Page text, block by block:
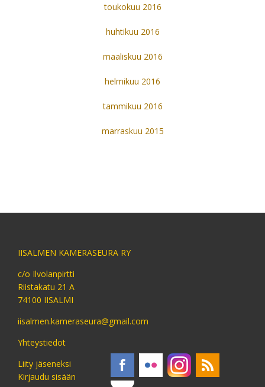
toukokuu 2016
huhtikuu 2016
maaliskuu 2016
helmikuu 2016
tammikuu 2016
marraskuu 2015
IISALMEN KAMERASEURA RY
c/o Ilvolanpirtti
Riistakatu 21 A
74100 IISALMI
iisalmen.kameraseura@gmail.com
Yhteystiedot
Liity jäseneksi
Kirjaudu sisään